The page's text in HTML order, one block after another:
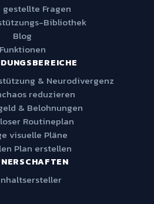
gestellte Fragen
Bibliothek
Blog
Funktionen
& Neurodivergenz
reduzieren
& Belohnungen
Routineplan
visuelle Pläne
Plan erstellen